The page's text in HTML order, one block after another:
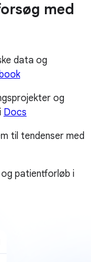
med
data og
og
Docs
til tendenser med
og patientforløb i